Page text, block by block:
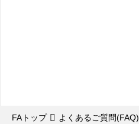
FAトップ よくあるご質問(FAQ)